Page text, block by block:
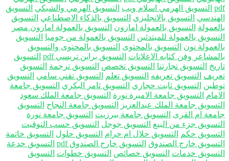
التسويق الهرمي اسلام ويب التسويق الهرمي والشبكي التسويق
التسويق بالانجليزي التسويق بالذكاء الاصطناعي التسويق
التسويق بالعمولة امازون التسويق بالعمولة امازون مصر
بالعمولة للمبتدئين التسويق بالعمولة من جوميا التسويق
نون التسويق بالمحتوى التسويق بالمحتوى والتسويق
وفن كتابه الاعلانات التسويق براين تريسي pdf
التسويق
التسويق تجارتنا التسويق تخصص التسويق ترجمة التسويق
التسويق تعريفه التسويق تعلم التسويق تقني سامي التسويق
التسويق ثابت حجازي التسويق ثامر البكري التسويق جامعة
التسويق جامعة الاميرة نورة التسويق جامعة الملك سعود
جامعة الملك عبدالعزيز التسويق جامعة النجاح التسويق
ام القرى التسويق جامعة بيرزيت التسويق جامعة نورة
جزء من البيع التسويق جوجل التسويق حسب التوقيت
حكم التسويق حلال ام حرام التسويق حلول التسويق خاتمة
خارج الصندوق التسويق خارج الصندوق pdf
التسويق خدعة
خدمات التسويق خصائص التسويق خطوات التسويق